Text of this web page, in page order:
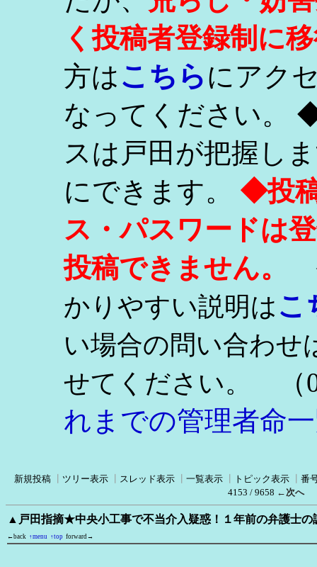
く投稿者登録制に
方はこちらにアク
なってください。
スは戸田が把握し
にできます。 ◆投
ス・パスワードは
投稿できません。
かりやすい説明はこ
い場合の問い合わせ
せてください。
（
れまでの管理者命
新規投稿 ツリー表示 スレッド表示 一覧表示 トピック表示
番
4153 / 9658 ←次へ
▲戸田指摘★中央小工事で不当介入疑惑！１年前の弁護士の
←back ↑menu ↑top forward→